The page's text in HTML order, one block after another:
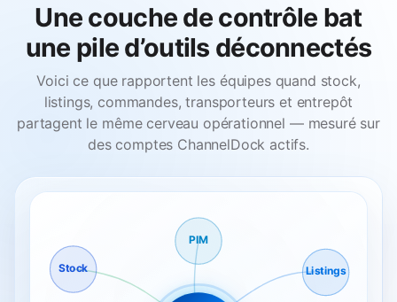
Une couche de contrôle bat
une pile d’outils déconnectés
Voici ce que rapportent les équipes quand stock,
listings, commandes, transporteurs et entrepôt
partagent le même cerveau opérationnel — mesuré sur
des comptes ChannelDock actifs.
Stock Listings
PIM